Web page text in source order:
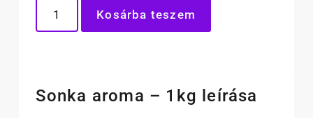
Kosárba teszem
Sonka aroma – 1kg leírása